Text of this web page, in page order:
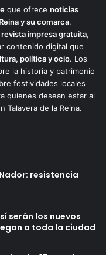
que ofrece noticias
y su comarca.
revista impresa gratuita,
contenido digital que
política y ocio. Los
la historia y patrimonio
festividades locales
quienes desean estar al
Talavera de la Reina.
resistencia
serán los nuevos
a toda la ciudad